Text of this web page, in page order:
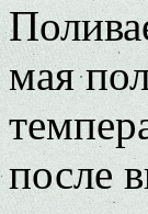
мая
после